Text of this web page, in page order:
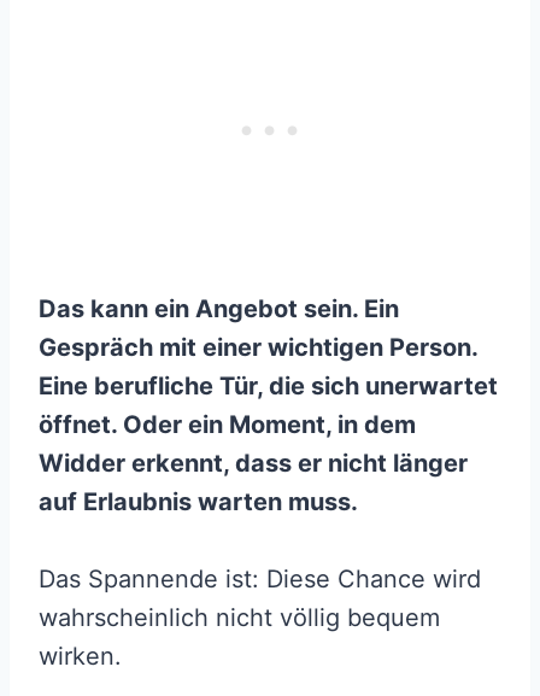
Das kann ein Angebot sein. Ein
Gespräch mit einer wichtigen Person.
Eine berufliche Tür, die sich unerwartet
öffnet. Oder ein Moment, in dem
Widder erkennt, dass er nicht länger
auf Erlaubnis warten muss.
Das Spannende ist: Diese Chance wird
wahrscheinlich nicht völlig bequem
wirken.